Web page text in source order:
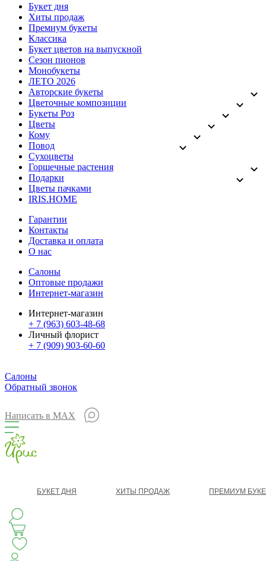
Букет дня
Хиты продаж
Премиум букеты
Классика
Букет цветов на выпускной
Сезон пионов
Монобукеты
ЛЕТО 2026
Авторские букеты
Цветочные композиции
Букеты Роз
Цветы
Кому
Повод
Сухоцветы
Горшечные растения
Подарки
Цветы пачками
IRIS.HOME
Гарантии
Контакты
Доставка и оплата
О нас
Салоны
Оптовые продажи
Интернет-магазин
Интернет-магазин
+ 7 (963) 603-48-68
Личный флорист
+ 7 (909) 903-60-60
Салоны
Обратный звонок
Написать в MAX
БУКЕТ ДНЯ ХИТЫ ПРОДАЖ ПРЕМИУМ